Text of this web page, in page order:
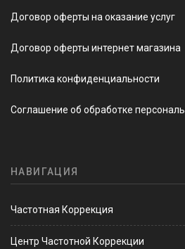
Договор оферты на оказание услуг
Договор оферты интернет магазина
Политика конфиденциальности
Соглашение об обработке
НАВИГАЦИЯ
Частотная Коррекция
Центр Частотной Коррекции